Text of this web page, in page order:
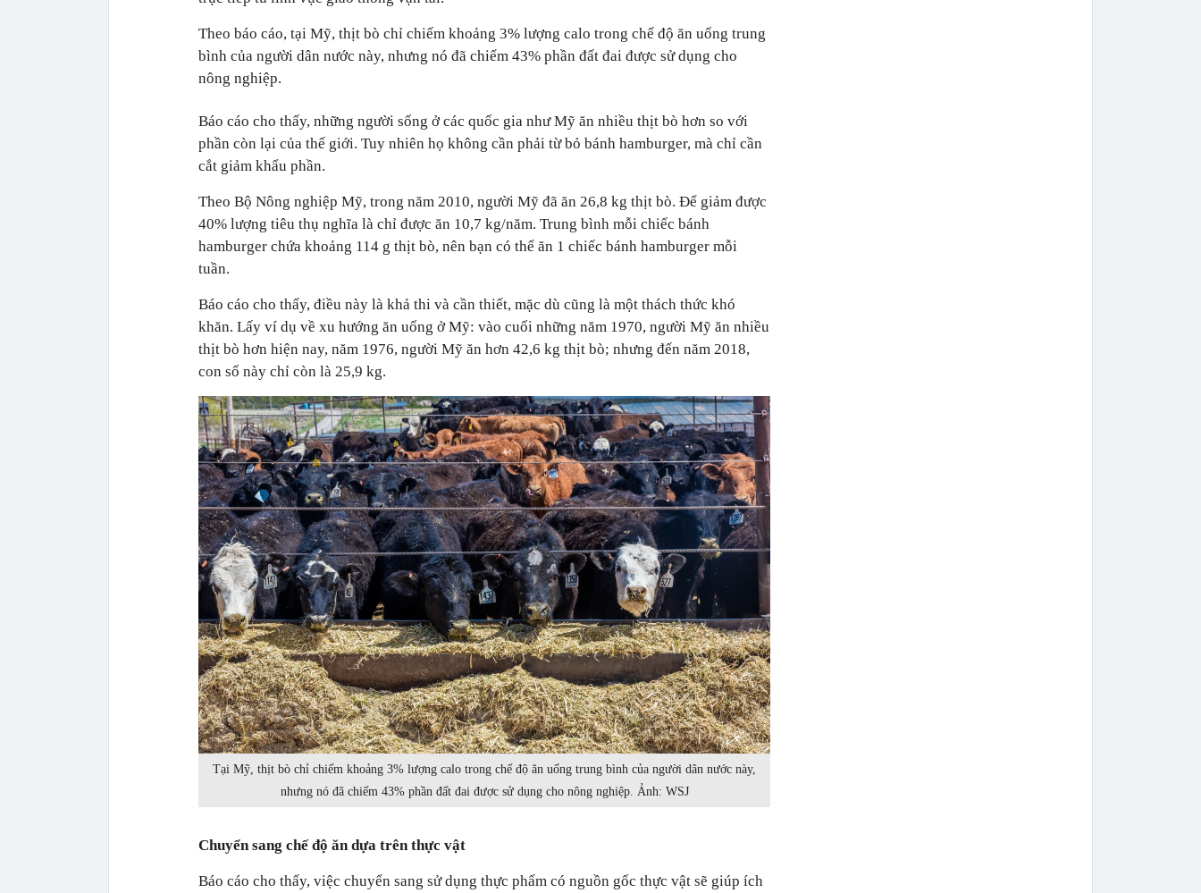
Theo báo cáo, tại Mỹ, thịt bò chỉ chiếm khoảng 3% lượng calo trong chế độ ăn uống trung
bình của người dân nước này, nhưng nó đã chiếm 43% phần đất đai được sử dụng cho
nông nghiệp.
Báo cáo cho thấy, những người sống ở các quốc gia như Mỹ ăn nhiều thịt bò hơn so với
phần còn lại của thế giới. Tuy nhiên họ không cần phải từ bỏ bánh hamburger, mà chỉ cần
cắt giảm khẩu phần.
Theo Bộ Nông nghiệp Mỹ, trong năm 2010, người Mỹ đã ăn 26,8 kg thịt bò. Để giảm được
40% lượng tiêu thụ nghĩa là chỉ được ăn 10,7 kg/năm. Trung bình mỗi chiếc bánh
hamburger chứa khoảng 114 g thịt bò, nên bạn có thể ăn 1 chiếc bánh hamburger mỗi
tuần.
Báo cáo cho thấy, điều này là khả thi và cần thiết, mặc dù cũng là một thách thức khó
khăn. Lấy ví dụ về xu hướng ăn uống ở Mỹ: vào cuối những năm 1970, người Mỹ ăn nhiều
thịt bò hơn hiện nay, năm 1976, người Mỹ ăn hơn 42,6 kg thịt bò; nhưng đến năm 2018,
con số này chỉ còn là 25,9 kg.
Tại Mỹ, thịt bò chỉ chiếm khoảng 3% lượng calo trong chế độ ăn uống trung bình của người dân nước này,
nhưng nó đã chiếm 43% phần đất đai được sử dụng cho nông nghiệp. Ảnh: WSJ
Chuyển sang chế độ ăn dựa trên thực vật
Báo cáo cho thấy, việc chuyển sang sử dụng thực phẩm có nguồn gốc thực vật sẽ giúp ích